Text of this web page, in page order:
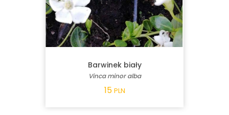
Barwinek biały
Vinca minor alba
15 PLN